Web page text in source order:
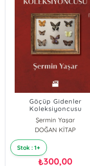
Göçüp Gidenler
Koleksiyoncusu
Şermin Yaşar
DOĞAN KİTAP
Stok : 1+
₺300,00